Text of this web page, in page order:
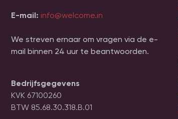
E-mail: info@welcome.in
We streven ernaar om vragen via de e-
mail binnen 24 uur te beantwoorden.
Bedrijfsgegevens
KVK 67100260
BTW 85.68.30.318.B.01